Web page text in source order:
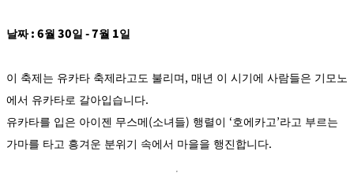
날짜 : 6월 30일 - 7월 1일
이 축제는 유카타 축제라고도 불리며, 매년 이 시기에 사람들은 기모노
에서 유카타로 갈아입습니다.
유카타를 입은 아이젠 무스메(소녀들) 행렬이 ‘호에카고’라고 부르는
가마를 타고 흥겨운 분위기 속에서 마을을 행진합니다.